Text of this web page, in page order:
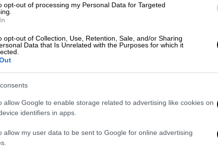
opt-out of processing my Personal Data for Targeted
opt-out of Collection, Use, Retention, Sale, and/or Sharing
Data that Is Unrelated with the Purposes for which it
allow Google to enable storage related to advertising like cookies on
identifiers in apps.
allow my user data to be sent to Google for online advertising
για να καταλάβει και ο Ελληνικός
των τηλεφώνων των προσώπων που
τους στόχους και τον κύκλο των
Επικαλείται λόγους
να υπογράψει την διάταξη, χωρίς όμως
εισαγγελέα δίδεται μόνον το νούμερο
Και επειδή πρόκειται για ζήτημα
την παρακολούθηση. Γιατί και η ΝΔ και
την φράση «εθνική ασφάλεια». Έτσι η
Μέσω των παρόχων κινητής τηλεφωνίας